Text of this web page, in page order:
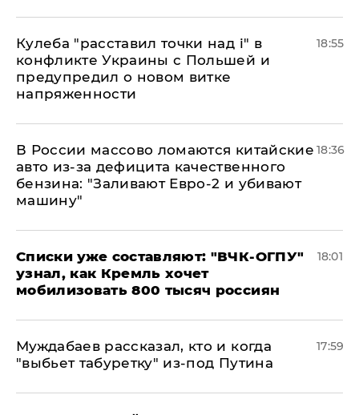
Кулеба "расставил точки над і" в
конфликте Украины с Польшей и
предупредил о новом витке
напряженности
18:55
В России массово ломаются китайские
авто из-за дефицита качественного
бензина: "Заливают Евро-2 и убивают
машину"
18:36
Списки уже составляют: "ВЧК-ОГПУ"
узнал, как Кремль хочет
мобилизовать 800 тысяч россиян
18:01
Муждабаев рассказал, кто и когда
"выбьет табуретку" из-под Путина
17:59